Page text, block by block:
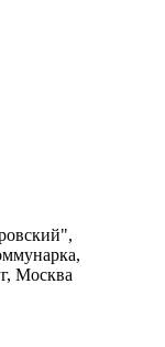
Москва